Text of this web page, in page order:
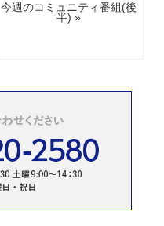
今週のコミュニティ番組(後
半) »